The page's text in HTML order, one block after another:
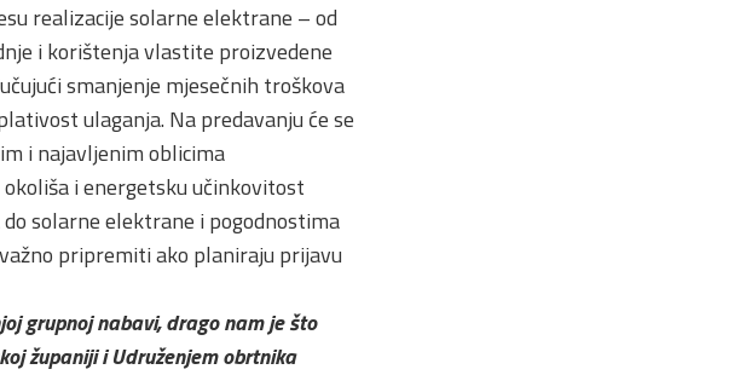
realizacije solarne elektrane – od
i korištenja vlastite proizvedene
smanjenje mjesečnih troškova
ulaganja. Na predavanju će se
i najavljenim oblicima
i energetsku učinkovitost
solarne elektrane i pogodnostima
pripremiti ako planiraju prijavu
grupnoj nabavi, drago nam je što
županiji i Udruženjem obrtnika